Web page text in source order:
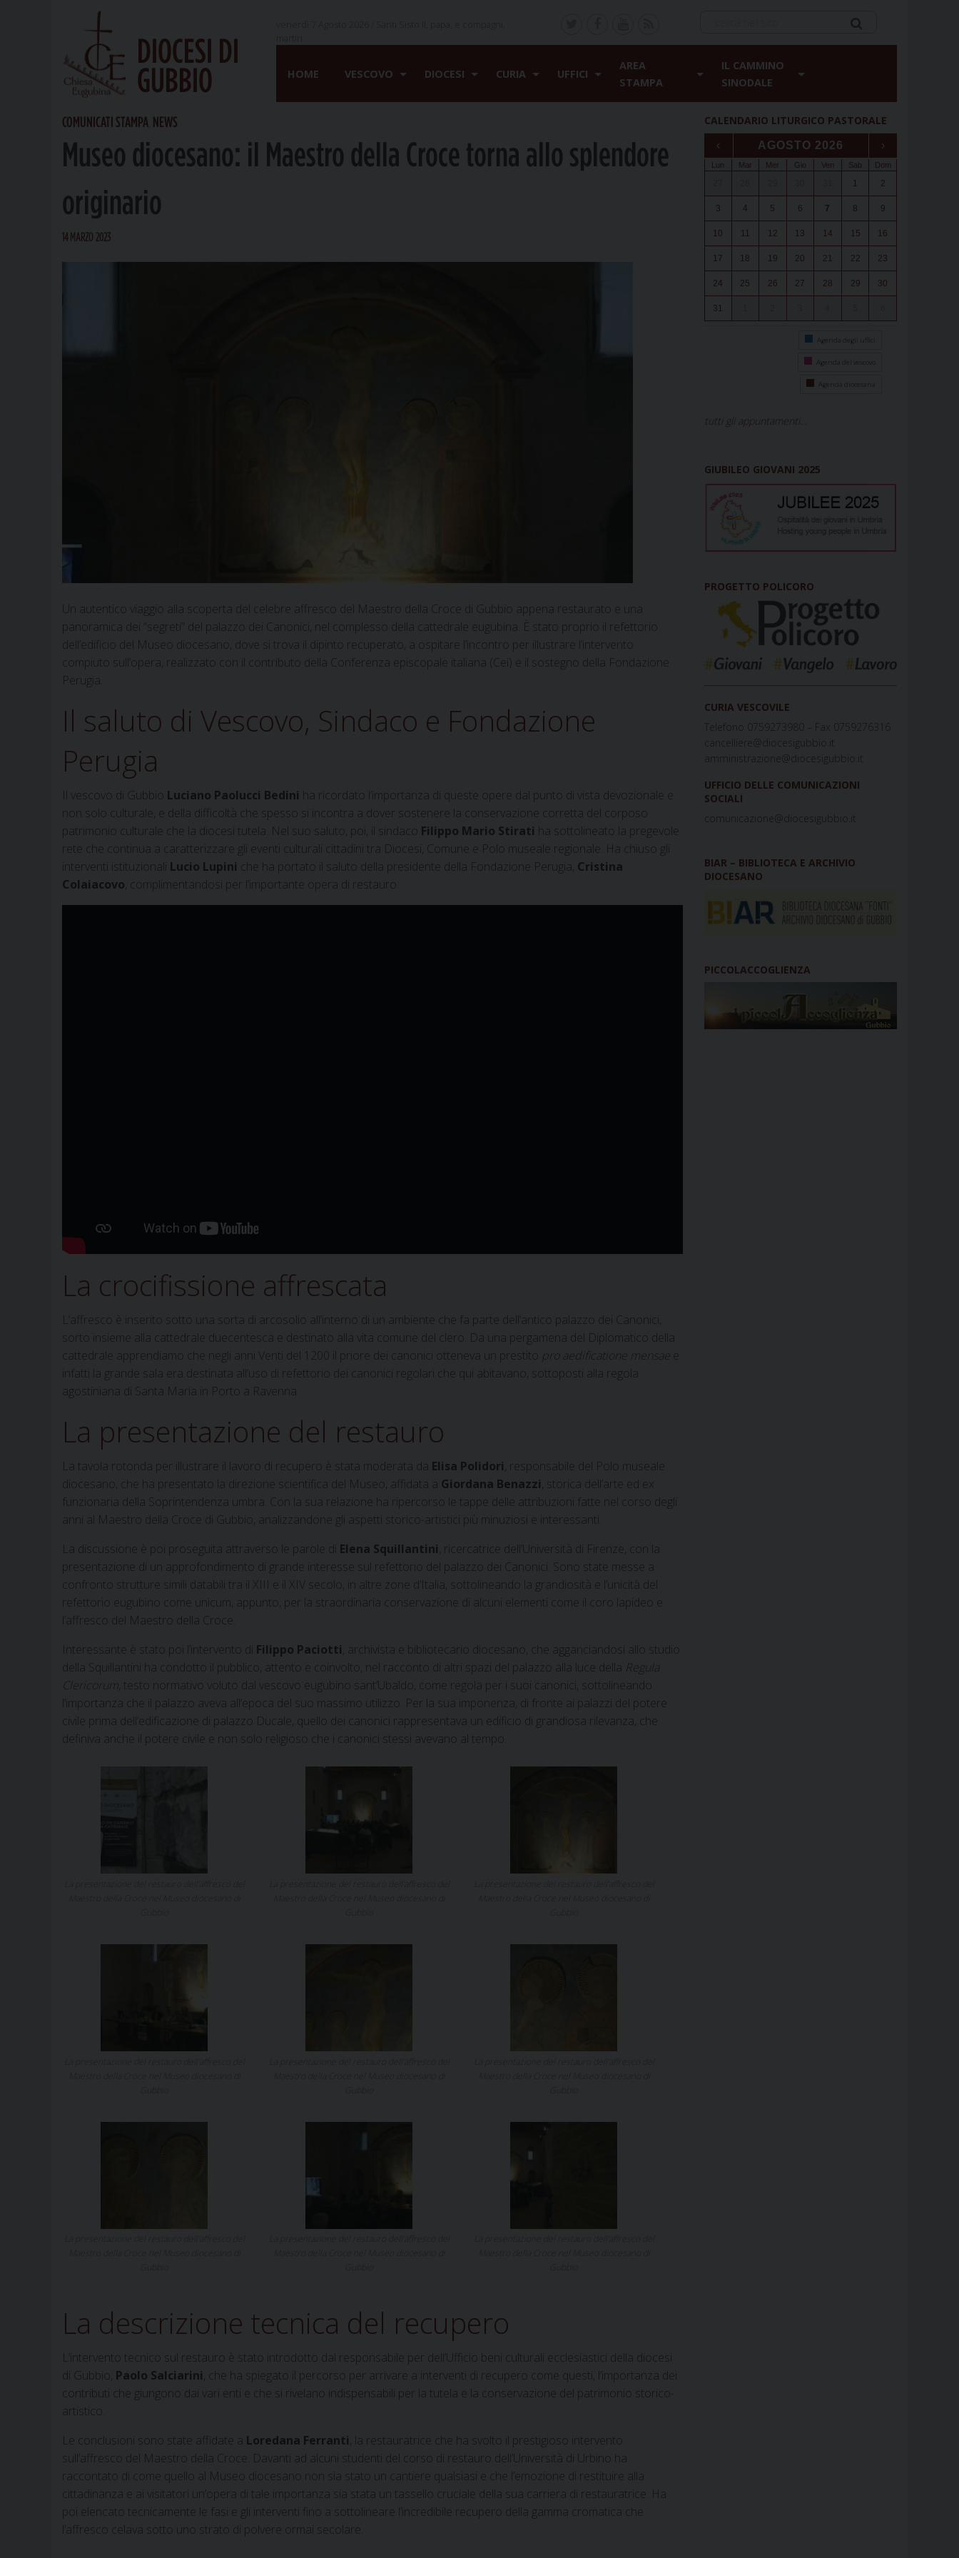
DIOCESI DI
GUBBIO
HOME VESCOVO DIOCESI CURIA UFFICI
AREA
STAMPA
IL CAMMINO
SINODALE
COMUNICATI STAMPA NEWS
Museo diocesano: il Maestro della Croce torna allo splendore
originario
14 MARZO 2023
Un autentico viaggio alla scoperta del celebre affresco del Maestro della Croce di Gubbio appena restaurato e una
panoramica dei “segreti” del palazzo dei Canonici, nel complesso della cattedrale eugubina. È stato proprio il refettorio
dell’edificio del Museo diocesano, dove si trova il dipinto recuperato, a ospitare l’incontro per illustrare l’intervento
compiuto sull’opera, realizzato con il contributo della Conferenza episcopale italiana (Cei) e il sostegno della Fondazione
Perugia.
Il saluto di Vescovo, Sindaco e Fondazione
Perugia
Il vescovo di Gubbio Luciano Paolucci Bedini ha ricordato l’importanza di queste opere dal punto di vista devozionale e
non solo culturale, e della difficoltà che spesso si incontra a dover sostenere la conservazione corretta del corposo
patrimonio culturale che la diocesi tutela. Nel suo saluto, poi, il sindaco Filippo Mario Stirati ha sottolineato la pregevole
rete che continua a caratterizzare gli eventi culturali cittadini tra Diocesi, Comune e Polo museale regionale. Ha chiuso gli
interventi istituzionali Lucio Lupini che ha portato il saluto della presidente della Fondazione Perugia, Cristina
Colaiacovo , complimentandosi per l’importante opera di restauro.
La crocifissione affrescata
L’affresco è inserito sotto una sorta di arcosolio all’interno di un ambiente che fa parte dell’antico palazzo dei Canonici,
sorto insieme alla cattedrale duecentesca e destinato alla vita comune del clero. Da una pergamena del Diplomatico della
cattedrale apprendiamo che negli anni Venti del 1200 il priore dei canonici otteneva un prestito pro aedificatione mensae e
infatti la grande sala era destinata all’uso di refettorio dei canonici regolari che qui abitavano, sottoposti alla regola
agostiniana di Santa Maria in Porto a Ravenna.
La presentazione del restauro
La tavola rotonda per illustrare il lavoro di recupero è stata moderata da Elisa Polidori , responsabile del Polo museale
diocesano, che ha presentato la direzione scientifica del Museo, affidata a Giordana Benazzi , storica dell’arte ed ex
funzionaria della Soprintendenza umbra. Con la sua relazione ha ripercorso le tappe delle attribuzioni fatte nel corso degli
anni al Maestro della Croce di Gubbio, analizzandone gli aspetti storico-artistici più minuziosi e interessanti.
La discussione è poi proseguita attraverso le parole di Elena Squillantini , ricercatrice dell’Università di Firenze, con la
presentazione di un approfondimento di grande interesse sul refettorio del palazzo dei Canonici. Sono state messe a
confronto strutture simili databili tra il XIII e il XIV secolo, in altre zone d’Italia, sottolineando la grandiosità e l’unicità del
refettorio eugubino come unicum, appunto, per la straordinaria conservazione di alcuni elementi come il coro lapideo e
l’affresco del Maestro della Croce.
Interessante è stato poi l’intervento di Filippo Paciotti , archivista e bibliotecario diocesano, che agganciandosi allo studio
della Squillantini ha condotto il pubblico, attento e coinvolto, nel racconto di altri spazi del palazzo alla luce della Regula
Clericorum , testo normativo voluto dal vescovo eugubino sant’Ubaldo, come regola per i suoi canonici, sottolineando
l’importanza che il palazzo aveva all’epoca del suo massimo utilizzo. Per la sua imponenza, di fronte ai palazzi del potere
civile prima dell’edificazione di palazzo Ducale, quello dei canonici rappresentava un edificio di grandiosa rilevanza, che
definiva anche il potere civile e non solo religioso che i canonici stessi avevano al tempo.
La descrizione tecnica del recupero
L’intervento tecnico sul restauro è stato introdotto dal responsabile per dell’Ufficio beni culturali ecclesiastici della diocesi
di Gubbio, Paolo Salciarini , che ha spiegato il percorso per arrivare a interventi di recupero come questi, l’importanza dei
contributi che giungono dai vari enti e che si rivelano indispensabili per la tutela e la conservazione del patrimonio storico-
artistico.
Le conclusioni sono state affidate a Loredana Ferranti , la restauratrice che ha svolto il prestigioso intervento
sull’affresco del Maestro della Croce. Davanti ad alcuni studenti del corso di restauro dell’Università di Urbino ha
raccontato di come quello al Museo diocesano non sia stato un cantiere qualsiasi e che l’emozione di restituire alla
cittadinanza e ai visitatori un’opera di tale importanza sia stata un tassello cruciale della sua carriera di restauratrice. Ha
poi elencato tecnicamente le fasi e gli interventi fino a sottolineare l’incredibile recupero della gamma cromatica che
l’affresco celava sotto uno strato di polvere ormai secolare.
CALENDARIO LITURGICO PASTORALE
‹ AGOSTO 2026 ›
Lun Mar Mer Gio Ven Sab Dom
1 2
3 4 5 6 7 8 9
10 11 12 13 14 15 16
17 18 19 20 21 22 23
24 25 26 27 28 29 30
31
Agenda degli uffici
Agenda del vescovo
Agenda diocesana
tutti gli appuntamenti...
GIUBILEO GIOVANI 2025
PROGETTO POLICORO
CURIA VESCOVILE
Telefono 0759273980 – Fax 0759276316
cancelliere@diocesigubbio.it
amministrazione@diocesigubbio.it
UFFICIO DELLE COMUNICAZIONI
SOCIALI
comunicazione@diocesigubbio.it
BIAR – BIBLIOTECA E ARCHIVIO
DIOCESANO
PICCOLACCOGLIENZA